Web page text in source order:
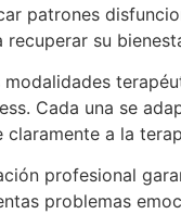
patrones
recuperar su
modalidades
Cada una se
claramente a la
profesional
problemas